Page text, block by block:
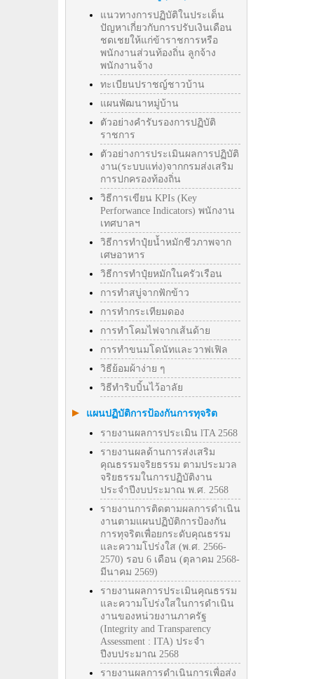
แนวทางการปฏิบัติในประเด็น
ปัญหาเกี่ยวกับการปรับเงินเดือน
ชดเชยให้แก่ข้าราชการหรือ
พนักงานส่วนท้องถิ่น ลูกจ้าง
พนักงานจ้าง
ทะเบียนปราชญ์ชาวบ้าน
แผนพัฒนาหมู่บ้าน
ตัวอย่างคำรับรองการปฏิบัติ
ราชการ
ตัวอย่างการประเมินผลการปฏิบัติ
งาน(ระบบแท่ง)จากกรมส่งเสริม
การปกครองท้องถิ่น
วิธีการเขียน KPIs (Key
Perforwance Indicators) พนักงาน
เทศบาลฯ
วิธีการทำปุ๋ยน้ำหมักชีวภาพจาก
เศษอาหาร
วิธีการทำปุ๋ยหมักในครัวเรือน
การทำสบู่จากฟักข้าว
การทำกระเทียมดอง
การทำโคมไฟจากเส้นด้าย
การทำขนมโดนัทและวาฟเฟิล
วิธีย้อมผ้าง่าย ๆ
วิธีทําริบบิ้นไว้อาลัย
แผนปฏิบัติการป้องกันการทุจริต
รายงานผลการประเมิน lTA 2568
รายงานผลด้านการส่งเสริม
คุณธรรมจริยธรรม ตามประมวล
จริยธรรมในการปฏิบัติงาน
ประจำปีงบประมาณ พ.ศ. 2568
รายงานการติดตามผลการดำเนิน
งานตามแผนปฏิบัติการป้องกัน
การทุจริตเพื่อยกระดับคุณธรรม
และความโปร่งใส (พ.ศ. 2566-
2570) รอบ 6 เดือน (ตุลาคม 2568-
มีนาคม 2569)
รายงานผลการประเมินคุณธรรม
และความโปร่งใสในการดำเนิน
งานของหน่วยงานภาครัฐ
(Integrity and Transparency
Assessment : ITA) ประจำ
ปีงบประมาณ 2568
รายงานผลการดำเนินการเพื่อส่ง